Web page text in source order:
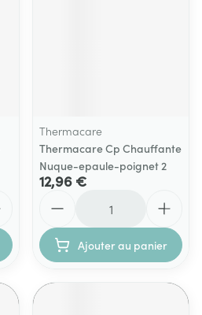
Thermacare
Thermacare Cp Chauffante
Nuque-epaule-poignet 2
12,96 €
Ajouter au panier